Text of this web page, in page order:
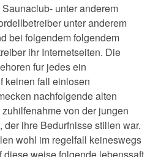
unter anderem
unter anderem
bei folgendem folgendem
ihr Internetseiten. Die
fur jedes ein
keinen fall einlosen
nachfolgende alten
von der jungen
ihre Bedurfnisse stillen war.
wohl im regelfall keineswegs
diese weise folgende lebenssaft